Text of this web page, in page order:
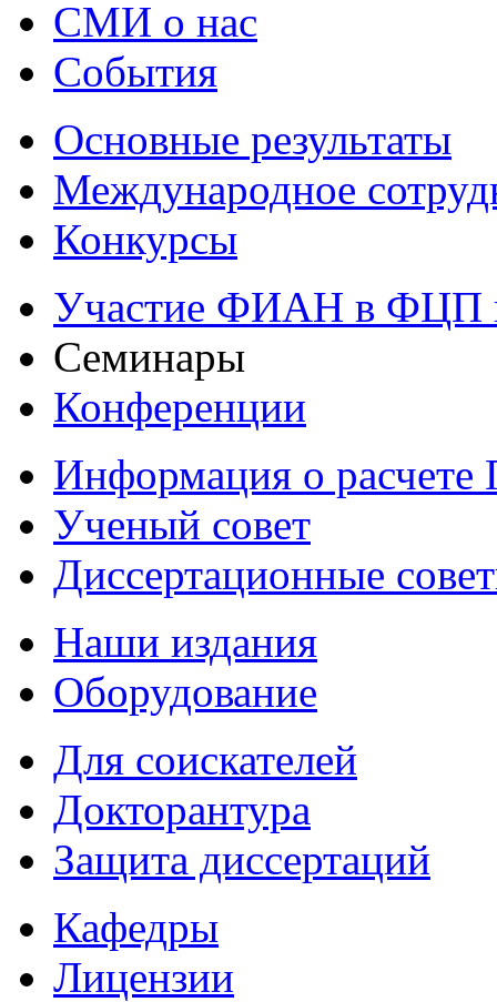
СМИ о нас
События
Основные результаты
Международное
Конкурсы
Участие ФИАН в ФЦП
Семинары
Конференции
Информация о
Ученый совет
Диссертационные
Наши издания
Оборудование
Для соискателей
Докторантура
Защита диссертаций
Кафедры
Лицензии